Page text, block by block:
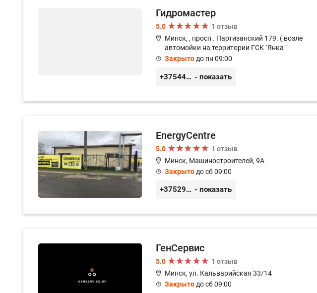
Гидромастер
5.0
1 отзыв
Минск, , просп . Партизанский 179. ( возле
автомойки на территории ГСК "Янка "
Закрытодо пн 09:00
+375447473345 +375297741128 - показать
EnergyCentre
5.0
1 отзыв
Минск, Машиностроителей, 9A
Закрытодо сб 09:00
+375293857117 - показать
ГенСервис
5.0
1 отзыв
Минск, ул. Кальварийская 33/14
Закрытодо сб 09:00